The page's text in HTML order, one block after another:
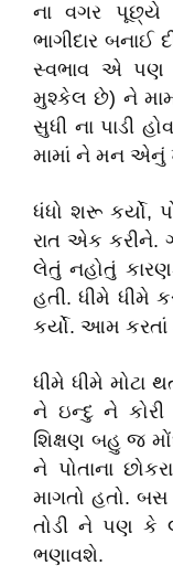
ના વગર પૂછ્યે
ભાગીદાર બનાઈ
સ્વભાવ એ પણ
મુશ્કેલ છે) ને
સુધી ના પાડી
મામાં ને મન એનું
ધંધો શરૂ કર્યો,
રાત એક કરીને.
લેતું નહોતું
હતી. ધીમે ધીમે
કર્યો. આમ કરતાં
ધીમે ધીમે મોટા
ને ઇન્દુ ને
શિક્ષણ બહુ જ
ને પોતાના
માગતો હતો.
તોડી ને પણ કે
ભણાવશે.